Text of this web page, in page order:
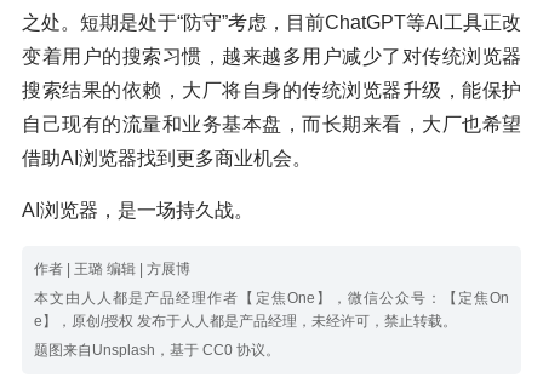
之处。短期是处于“防守”考虑，目前ChatGPT等AI工具正改
变着用户的搜索习惯，越来越多用户减少了对传统浏览器
搜索结果的依赖，大厂将自身的传统浏览器升级，能保护
自己现有的流量和业务基本盘，而长期来看，大厂也希望
借助AI浏览器找到更多商业机会。
AI浏览器，是一场持久战。
作者 | 王璐 编辑 | 方展博
本文由人人都是产品经理作者【定焦One】，微信公众号：【定焦On
e】，原创/授权 发布于人人都是产品经理，未经许可，禁止转载。
题图来自Unsplash，基于 CC0 协议。